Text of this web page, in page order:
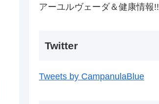
アーユルヴェーダ＆健康情報!!
Twitter
Tweets by CampanulaBlue